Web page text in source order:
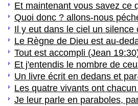
Et maintenant vous savez ce
Quoi donc ? allons-nous
Il y eut dans le ciel un
Le Règne de Dieu est au-
Tout est accompli (Jean
Et j'entendis le nombre de
Un livre écrit en dedans et
Les quatre vivants ont
Je leur parle en paraboles,